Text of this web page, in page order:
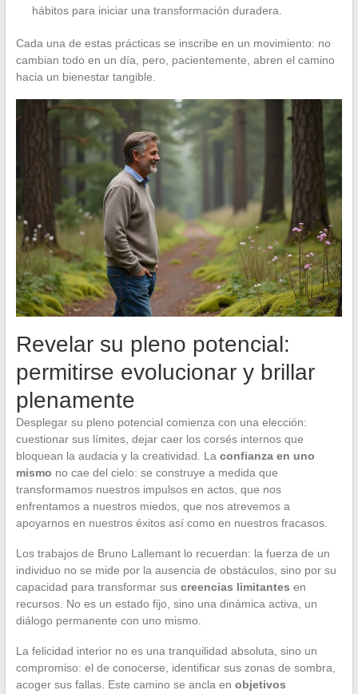
hábitos para iniciar una transformación duradera.
Cada una de estas prácticas se inscribe en un movimiento: no
cambian todo en un día, pero, pacientemente, abren el camino
hacia un bienestar tangible.
Revelar su pleno potencial:
permitirse evolucionar y brillar
plenamente
Desplegar su pleno potencial comienza con una elección:
cuestionar sus límites, dejar caer los corsés internos que
bloquean la audacia y la creatividad. La confianza en uno
mismo no cae del cielo: se construye a medida que
transformamos nuestros impulsos en actos, que nos
enfrentamos a nuestros miedos, que nos atrevemos a
apoyarnos en nuestros éxitos así como en nuestros fracasos.
Los trabajos de Bruno Lallemant lo recuerdan: la fuerza de un
individuo no se mide por la ausencia de obstáculos, sino por su
capacidad para transformar sus creencias limitantes en
recursos. No es un estado fijo, sino una dinámica activa, un
diálogo permanente con uno mismo.
La felicidad interior no es una tranquilidad absoluta, sino un
compromiso: el de conocerse, identificar sus zonas de sombra,
acoger sus fallas. Este camino se ancla en objetivos